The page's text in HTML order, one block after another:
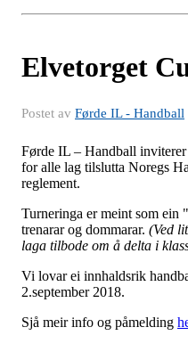
Elvetorget
Postet av Førde IL - Handball
Førde IL – Handball
for alle lag tilslutta Noregs
reglement.
Turneringa er meint som ein
trenarar og dommarar. (Ved
laga tilbode om å delta i
Vi lovar ei innhaldsrik
2.september 2018.
Sjå meir info og påmelding